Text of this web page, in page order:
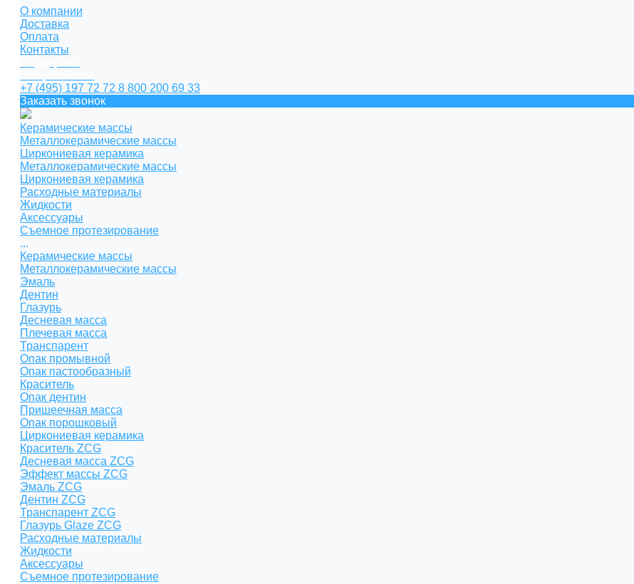
О компании
Доставка
Оплата
Контакты
+7 (495) 197 72 72 8 800 200 69 33
Заказать звонок
Керамические массы
Металлокерамические массы
Циркониевая керамика
Металлокерамические массы
Циркониевая керамика
Расходные материалы
Жидкости
Аксессуары
Съемное протезирование
...
Керамические массы
Металлокерамические массы
Эмаль
Дентин
Глазурь
Десневая масса
Плечевая масса
Транспарент
Опак промывной
Опак пастообразный
Краситель
Опак дентин
Пришеечная масса
Опак порошковый
Циркониевая керамика
Краситель ZCG
Десневая масса ZCG
Эффект массы ZCG
Эмаль ZCG
Дентин ZCG
Транспарент ZCG
Глазурь Glaze ZCG
Расходные материалы
Жидкости
Аксессуары
Съемное протезирование